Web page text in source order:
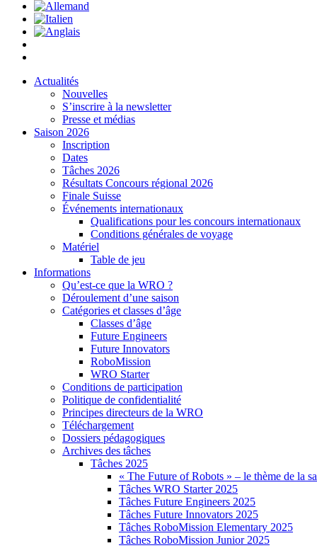
Actualités
Nouvelles
S’inscrire à la newsletter
Presse et médias
Saison 2026
Inscription
Dates
Tâches 2026
Résultats Concours régional 2026
Finale Suisse
Événements internationaux
Qualifications pour les concours internationaux
Conditions générales de voyage
Matériel
Table de jeu
Informations
Qu’est-ce que la WRO ?
Déroulement d’une saison
Catégories et classes d’âge
Classes d’âge
Future Engineers
Future Innovators
RoboMission
WRO Starter
Conditions de participation
Politique de confidentialité
Principes directeurs de la WRO
Téléchargement
Dossiers pédagogiques
Archives des tâches
Tâches 2025
« The Future of Robots » – le thème de la
Tâches WRO Starter 2025
Tâches Future Engineers 2025
Tâches Future Innovators 2025
Tâches RoboMission Elementary 2025
Tâches RoboMission Junior 2025